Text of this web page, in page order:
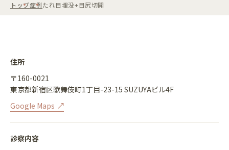
トップ症例たれ目埋没+目尻切開
住所
〒160-0021
東京都新宿区歌舞伎町1丁目-23-15 SUZUYAビル4F
Google Maps
診察内容